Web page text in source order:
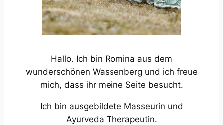
Hallo. Ich bin Romina aus dem
wunderschönen Wassenberg und ich freue
mich, dass ihr meine Seite besucht.
Ich bin ausgebildete Masseurin und
Ayurveda Therapeutin.